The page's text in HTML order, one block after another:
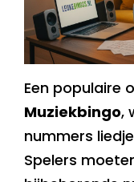
Een populaire
Muziekbingo,
nummers
Spelers